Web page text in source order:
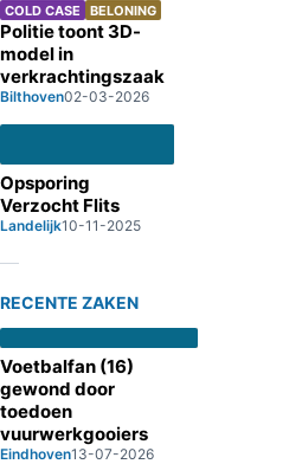
COLD CASE BELONING
Politie toont 3D-
model in
verkrachtingszaak
Bilthoven02-03-2026
Opsporing
Verzocht Flits
Landelijk10-11-2025
RECENTE ZAKEN
Voetbalfan (16)
gewond door
toedoen
vuurwerkgooiers
Eindhoven13-07-2026